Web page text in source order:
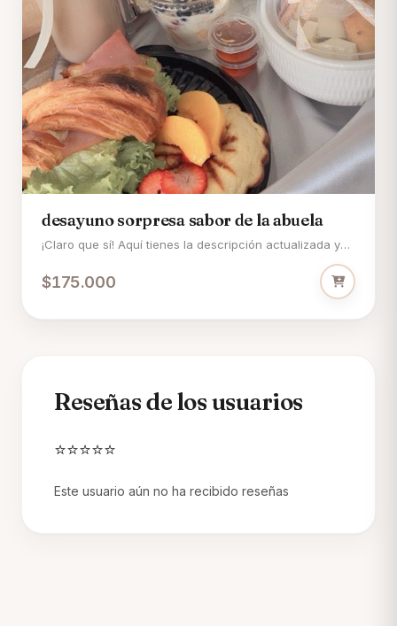
desayuno sorpresa sabor de la abuela
¡Claro que sí! Aquí tienes la descripción actualizada y
Abuela", completamente en español y con todos los
$175.000
Reseñas de los usuarios
⭐⭐⭐⭐⭐
Este usuario aún no ha recibido reseñas